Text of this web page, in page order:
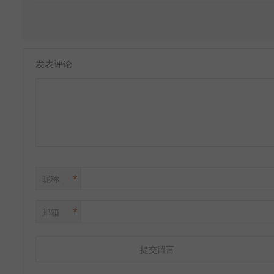
发表评论
昵称 *
邮箱 *